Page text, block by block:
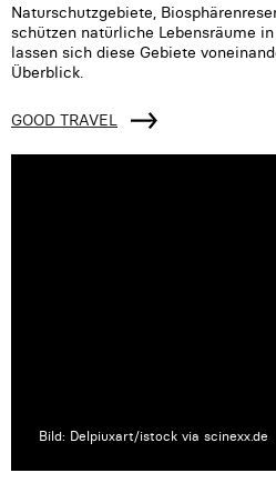
Naturschutzgebiete,
schützen natürliche Lebensräume
lassen sich diese Gebiete
Überblick.
GOOD TRAVEL
Bild: Delpiuxart/istock via scinexx.de